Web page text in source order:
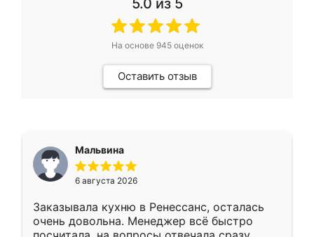
5.0 из 5
На основе 945оценок
Оставить отзыв
Мальвина
6 августа 2026
Заказывала кухню в Ренессанс, осталась
очень довольна. Менеджер всё быстро